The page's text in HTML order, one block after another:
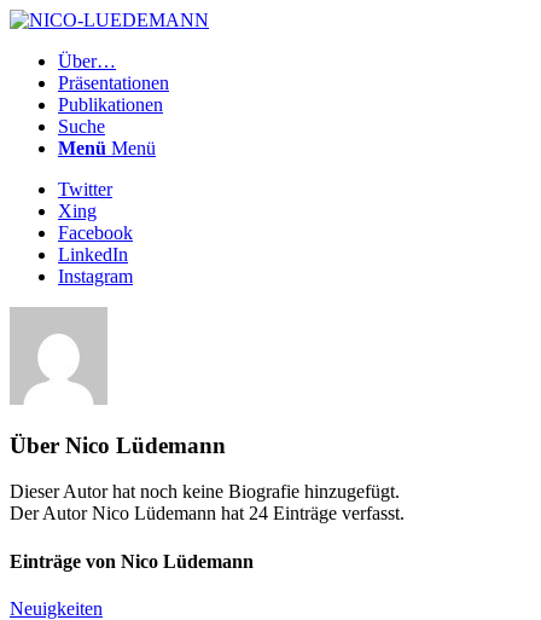
Über…
Präsentationen
Publikationen
Suche
Menü Menü
Twitter
Xing
Facebook
LinkedIn
Instagram
Über Nico Lüdemann
Dieser Autor hat noch keine Biografie hinzugefügt.
Der AutorNico Lüdemann hat 24 Einträge verfasst.
Einträge von Nico Lüdemann
Neuigkeiten